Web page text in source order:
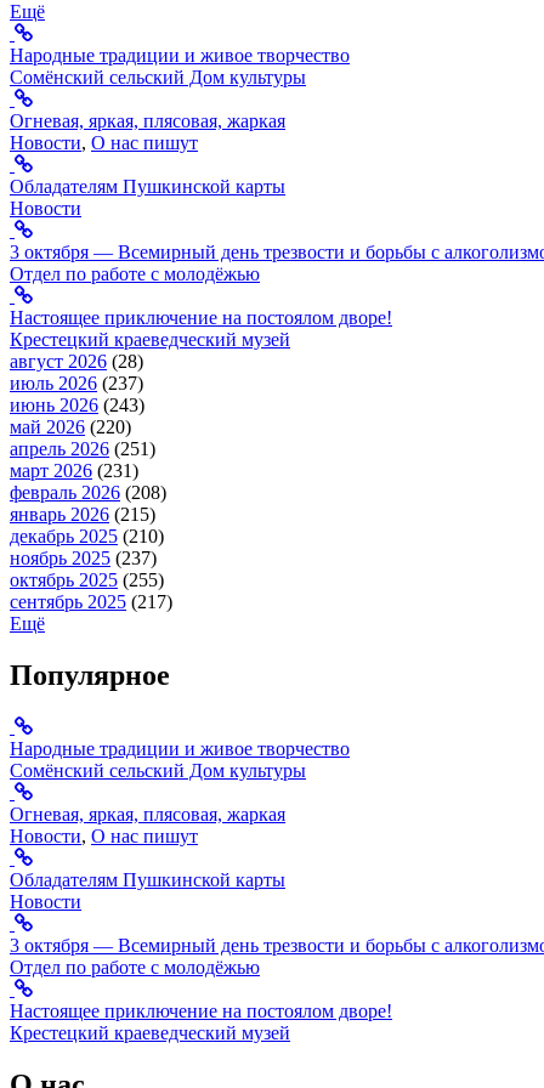
Ещё
Народные традиции и живое творчество
Сомёнский сельский Дом культуры
Огневая, яркая, плясовая, жаркая
Новости, О нас пишут
Обладателям Пушкинской карты
Новости
3 октября — Всемирный день трезвости и борьбы с
Отдел по работе с молодёжью
Настоящее приключение на постоялом дворе!
Крестецкий краеведческий музей
август 2026 (28)
июль 2026 (237)
июнь 2026 (243)
май 2026 (220)
апрель 2026 (251)
март 2026 (231)
февраль 2026 (208)
январь 2026 (215)
декабрь 2025 (210)
ноябрь 2025 (237)
октябрь 2025 (255)
сентябрь 2025 (217)
Ещё
Популярное
Народные традиции и живое творчество
Сомёнский сельский Дом культуры
Огневая, яркая, плясовая, жаркая
Новости, О нас пишут
Обладателям Пушкинской карты
Новости
3 октября — Всемирный день трезвости и борьбы с
Отдел по работе с молодёжью
Настоящее приключение на постоялом дворе!
Крестецкий краеведческий музей